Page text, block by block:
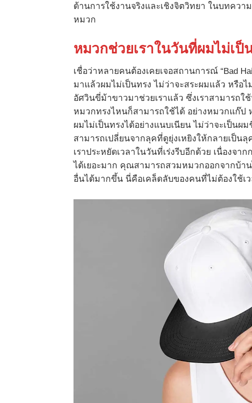
ด้านการใช้งานจริงและเชิงจิตวิทยา ในบทควา
หมวก
หมวกช่วยเราในวันที่ผมไม่เป็
เชื่อว่าหลายคนต้องเคยเจอสถานการณ์ “Bad
มาแล้วผมไม่เป็นทรง ไม่ว่าจะสระผมแล้ว หรือ
อัศวินขี่ม้าขาวมาช่วยเราแล้ว ซึ่งเราสามารถ
หมวกทรงไหนก็สามารถใช้ได้ อย่างหมวกแก๊
ผมไม่เป็นทรงได้อย่างแนบเนียน ไม่ว่าจะเป็น
สามารถเปลี่ยนจากลุคที่ดูยุ่งเหยิงให้กลายเป็
เราประหยัดเวลาในวันที่เร่งรีบอีกด้วย เนื่องจ
ได้เยอะมาก คุณสามารถสวมหมวกออกจากบ้าน
อื่นได้มากขึ้น นี่คือเคล็ดลับของคนที่ไม่ต้องใช้เว